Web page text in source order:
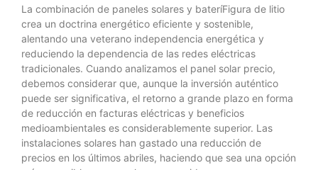
La combinación de paneles solares y bateríFigura de litio
crea un doctrina energético eficiente y sostenible,
alentando una veterano independencia energética y
reduciendo la dependencia de las redes eléctricas
tradicionales. Cuando analizamos el panel solar precio,
debemos considerar que, aunque la inversión auténtico
puede ser significativa, el retorno a grande plazo en forma
de reducción en facturas eléctricas y beneficios
medioambientales es considerablemente superior. Las
instalaciones solares han gastado una reducción de
precios en los últimos abriles, haciendo que sea una opción